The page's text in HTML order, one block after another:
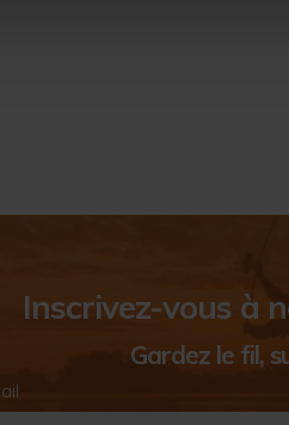
Inscrivez-vous à
Gardez le fil,